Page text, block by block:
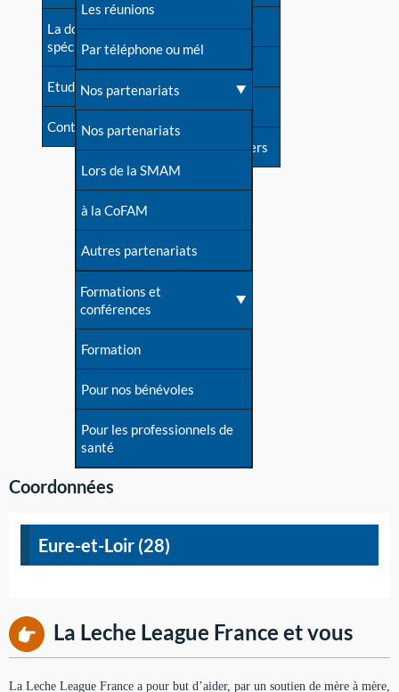
Mythes et vérités
Devenir animatrice ?
Une question sur le site
La documentation
spécialisée
Etudes récentes
Contact
Soutenir LLL
Livre d'or
Forum
S'inscrire à nos newsletters
Les réunions
Par téléphone ou mél
Nos partenariats
Nos partenariats
Lors de la SMAM
à la CoFAM
Autres partenariats
Formations et
conférences
Formation
Pour nos bénévoles
Pour les professionnels de
santé
Coordonnées
Eure-et-Loir (28)
La Leche League France et vous
La Leche League France a pour but d’aider, par un soutien de mère à mère,